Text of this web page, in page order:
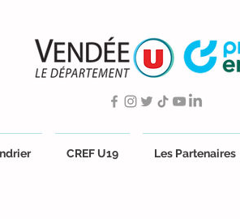
CREF U19 Les Partenaires